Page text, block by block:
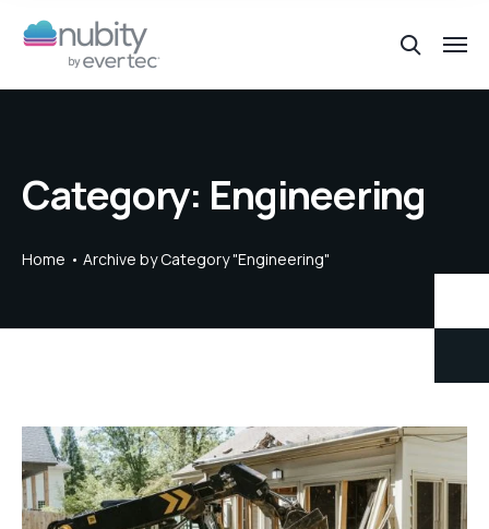
Category: Engineering
Home Archive by Category "Engineering"